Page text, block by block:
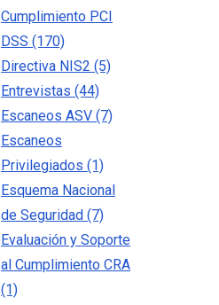
Cumplimiento PCI
DSS (170)
Directiva NIS2 (5)
Entrevistas (44)
Escaneos ASV (7)
Escaneos
Privilegiados (1)
Esquema Nacional
de Seguridad (7)
Evaluación y Soporte
al Cumplimiento CRA
(1)